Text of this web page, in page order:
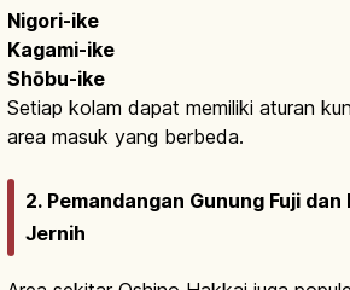
Nigori-ike
Kagami-ike
Shōbu-ike
Setiap kolam dapat memiliki aturan
area masuk yang berbeda.
2. Pemandangan Gunung Fuji
Jernih